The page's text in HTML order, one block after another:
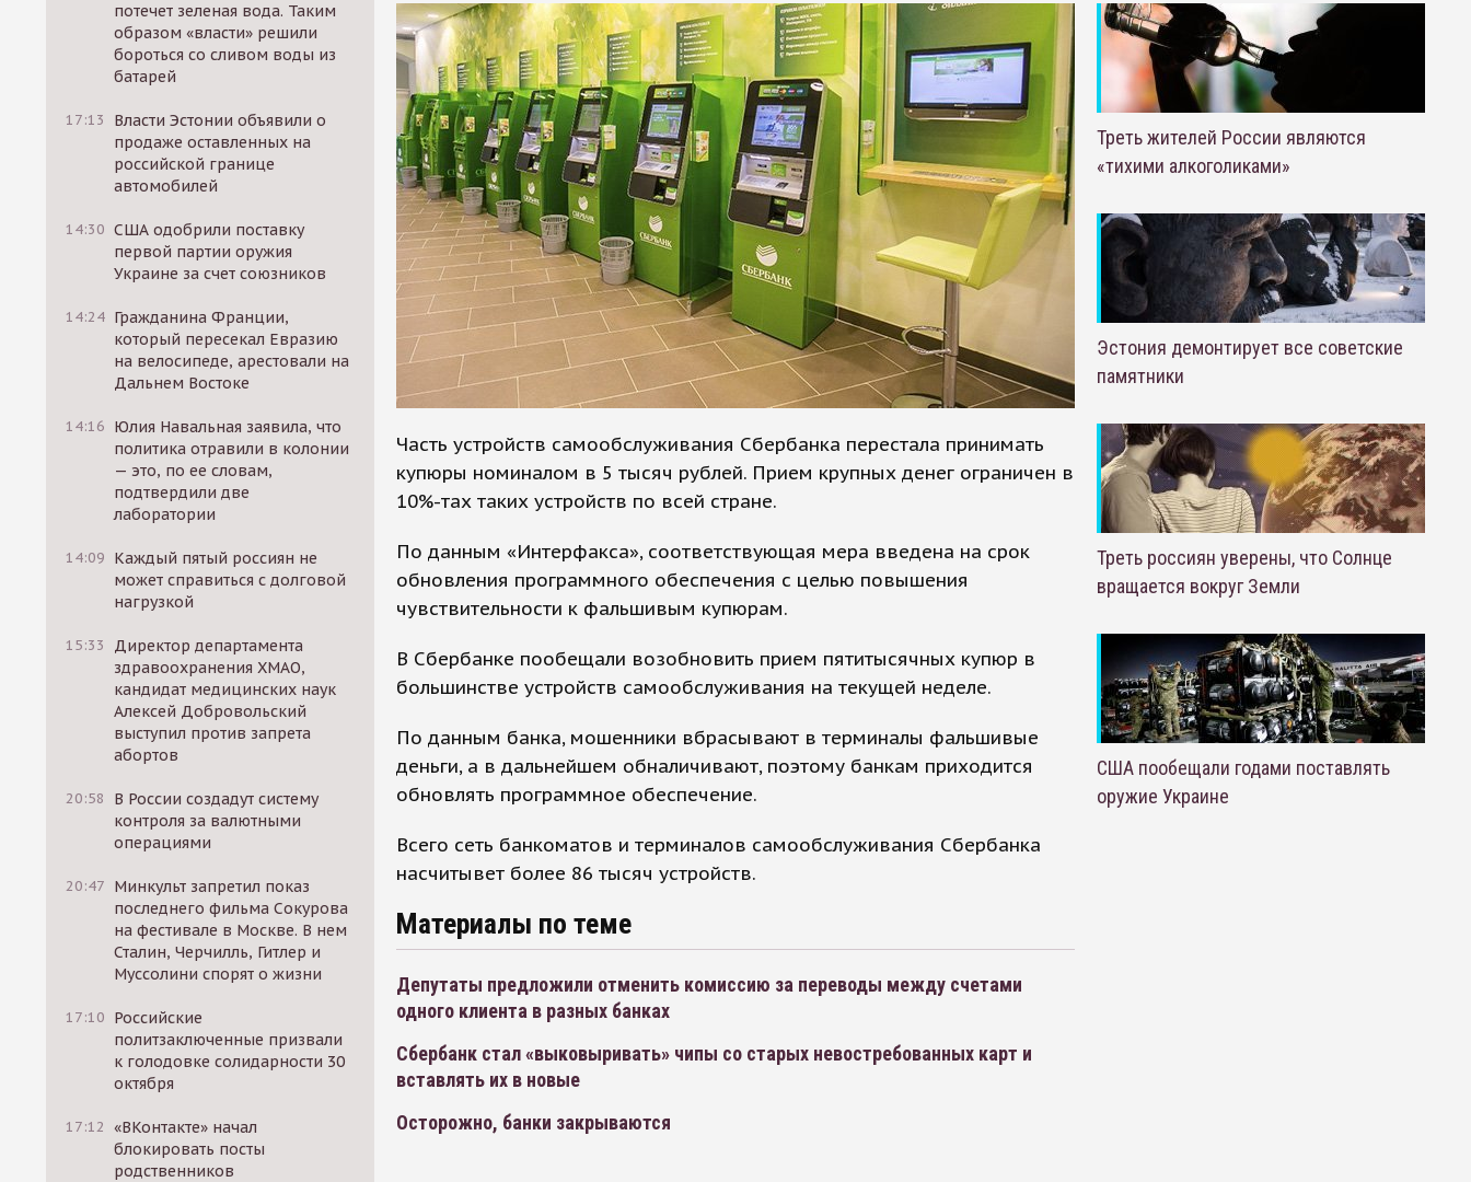
потечет зеленая вода. Таким
образом «власти» решили
бороться со сливом воды из
батарей
17:13
Власти Эстонии объявили о
продаже оставленных на
российской границе
автомобилей
14:30 США одобрили поставку
первой партии оружия
Украине за счет союзников
14:24 Гражданина Франции,
который пересекал Евразию
на велосипеде, арестовали на
Дальнем Востоке
14:16 Юлия Навальная заявила, что
политика отравили в колонии
— это, по ее словам,
подтвердили две
лаборатории
14:09 Каждый пятый россиян не
может справиться с долговой
нагрузкой
15:33
Директор департамента
здравоохранения ХМАО,
кандидат медицинских наук
Алексей Добровольский
выступил против запрета
абортов
20:58
В России создадут систему
контроля за валютными
операциями
20:47 Минкульт запретил показ
последнего фильма Сокурова
на фестивале в Москве. В нем
Сталин, Черчилль, Гитлер и
Муссолини спорят о жизни
17:10 Российские
политзаключенные призвали
к голодовке солидарности 30
октября
17:12 «ВКонтакте» начал
блокировать посты
родственников
Часть устройств самообслуживания Сбербанка перестала принимать
купюры номиналом в 5 тысяч рублей. Прием крупных денег ограничен в
10%-тах таких устройств по всей стране.
По данным «Интерфакса», соответствующая мера введена на срок
обновления программного обеспечения с целью повышения
чувствительности к фальшивым купюрам.
В Сбербанке пообещали возобновить прием пятитысячных купюр в
большинстве устройств самообслуживания на текущей неделе.
По данным банка, мошенники вбрасывают в терминалы фальшивые
деньги, а в дальнейшем обналичивают, поэтому банкам приходится
обновлять программное обеспечение.
Всего сеть банкоматов и терминалов самообслуживания Сбербанка
насчитывет более 86 тысяч устройств.
Материалы по теме
Депутаты предложили отменить комиссию за переводы между счетами
одного клиента в разных банках
Сбербанк стал «выковыривать» чипы со старых невостребованных карт и
вставлять их в новые
Осторожно, банки закрываются
Треть жителей России являются
«тихими алкоголиками»
Эстония демонтирует все советские
памятники
Треть россиян уверены, что Солнце
вращается вокруг Земли
США пообещали годами поставлять
оружие Украине